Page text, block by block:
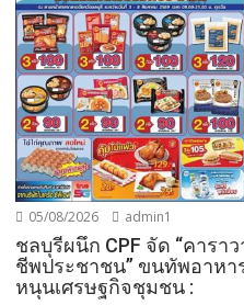
05/08/2026 admin1
ชลบุรีผนึก CPF จัด “คารา
ชีพประชาชน” ขนทัพอาหา
หนุนเศรษฐกิจชุมชน :